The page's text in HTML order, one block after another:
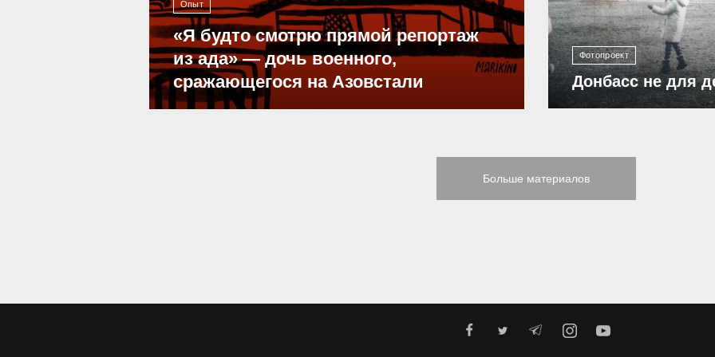
Опыт
«Я будто смотрю прямой репортаж
из ада» — дочь военного,
сражающегося на Азовстали
Фотопроект
Донбасс не для
Больше материалов